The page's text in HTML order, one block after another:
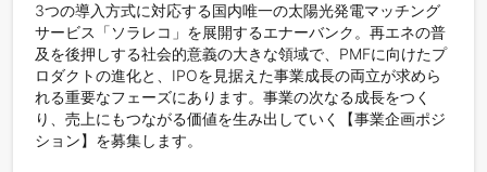
3つの導入方式に対応する国内唯一の太陽光発電マッチング
サービス「ソラレコ」を展開するエナーバンク。再エネの普
及を後押しする社会的意義の大きな領域で、PMFに向けたプ
ロダクトの進化と、IPOを見据えた事業成長の両立が求めら
れる重要なフェーズにあります。事業の次なる成長をつく
り、売上にもつながる価値を生み出していく【事業企画ポジ
ション】を募集します。